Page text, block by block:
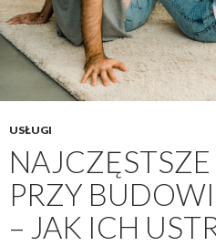
USŁUGI
PRZY
– JAK ICH